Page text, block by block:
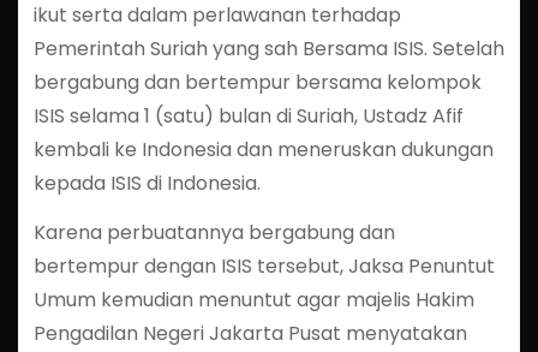
ikut serta dalam perlawanan terhadap
Pemerintah Suriah yang sah Bersama ISIS. Setelah
bergabung dan bertempur bersama kelompok
ISIS selama 1 (satu) bulan di Suriah, Ustadz Afif
kembali ke Indonesia dan meneruskan dukungan
kepada ISIS di Indonesia.
Karena perbuatannya bergabung dan
bertempur dengan ISIS tersebut, Jaksa Penuntut
Umum kemudian menuntut agar majelis Hakim
Pengadilan Negeri Jakarta Pusat menyatakan